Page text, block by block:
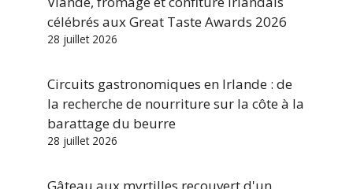
célébrés aux Great Taste Awards 2026
28 juillet 2026
Circuits gastronomiques en Irlande : de
la recherche de nourriture sur la côte à la
barattage du beurre
28 juillet 2026